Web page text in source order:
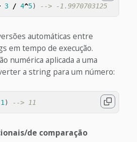
3 / 4^5) --> -1.9970703125
automáticas entre
em tempo de execução.
numérica aplicada a uma
a string para um número:
1 ) --> 11
de comparação